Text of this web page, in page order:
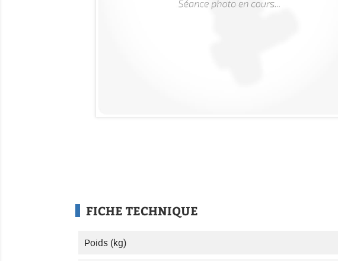
FICHE TECHNIQUE
Poids (kg)